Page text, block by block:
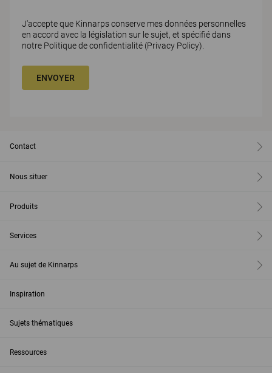
J'accepte que Kinnarps conserve mes données personnelles
en accord avec la législation sur le sujet, et spécifié dans
notre Politique de confidentialité (Privacy Policy)
ENVOYER
Contact
Nous situer
Produits
Services
Au sujet de Kinnarps
Inspiration
Sujets thématiques
Ressources